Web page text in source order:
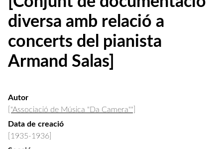
diversa amb relació a
concerts del pianista
Armand Salas]
Autor
["Associació de Música "Da Camera""]
Data de creació
[1935-1936]